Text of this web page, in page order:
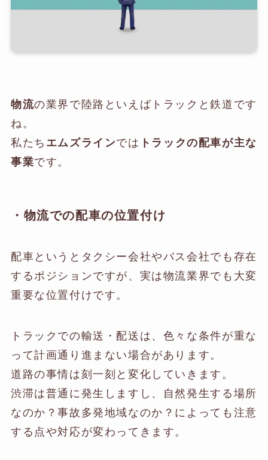
物流の業界で陸路といえばトラックと鉄道です
ね。
私たち エムズラインでは トラックの配車が主な
事業です。
・物流での配車の位置付け
配車というとタクシー会社やバス会社でも存在
するポジションですが、実は物流業界でも大変
重要な位置付けです。
トラックでの輸送・配送は、色々な条件が重な
って計画通り進まない場合があります。
道路の事情は刻一刻と変化していきます。
渋滞は普通に発生しますし、自然発生する場所
なのか？事故多発地域なのか？によっても注意
する点や対応が変わってきます。